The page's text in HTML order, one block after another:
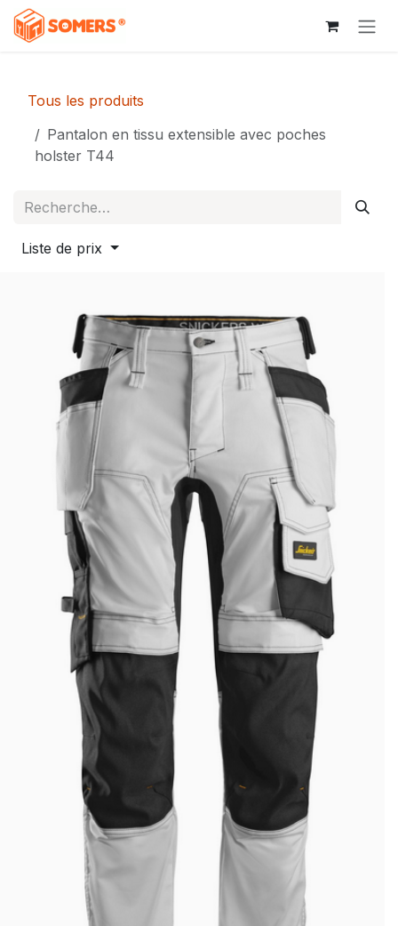
Se rendre au contenu
Tous les produits
Pantalon en tissu extensible avec poches
holster T44
Liste de prix